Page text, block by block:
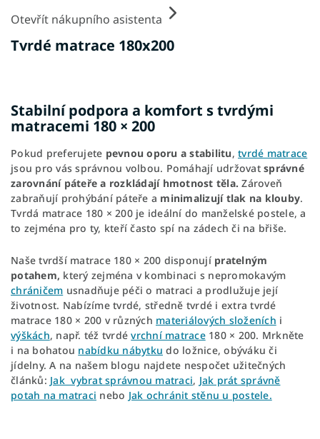
Tvrdé matrace 180x200
Otevřít nákupního asistenta
Stabilní podpora a komfort s tvrdými
matracemi 180 × 200
Pokud preferujete pevnou oporu a stabilitu, tvrdé matrace
jsou pro vás správnou volbou. Pomáhají udržovat správné
zarovnání páteře a rozkládají hmotnost těla. Zároveň
zabraňují prohýbání páteře a minimalizují tlak na klouby.
Tvrdá matrace 180 × 200 je ideální do manželské postele, a
to zejména pro ty, kteří často spí na zádech či na břiše.
Naše tvrdší matrace 180 × 200 disponujípratelným
potahem, který zejména v kombinaci s nepromokavým
chráničem usnadňuje péči o matraci a prodlužuje její
životnost. Nabízíme tvrdé, středně tvrdé i extra tvrdé
matrace 180 × 200 v různých materiálových složeních i
výškách, např. též tvrdévrchní matrace180 × 200. Mrkněte
i na bohatou nabídku nábytku do ložnice, obýváku či
jídelny. A na našem blogu najdete nespočet užitečných
článků: Jak vybrat správnou matraci, Jak prát správně
potah na matraci nebo Jak ochránit stěnu u postele.